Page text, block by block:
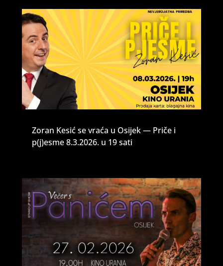
Zoran Kesić se vraća u Osijek — Priče i
p(j)esme 8.3.2026. u 19 sati